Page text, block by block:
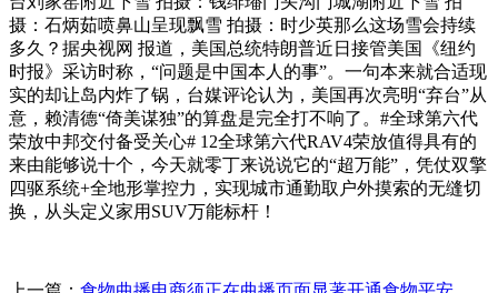
摄：石炳茹喷鼻山呈现飘雪 拍摄：时少英那么这场雪会持续
多久？据央视网 报道，美国总统特朗普近日接管美国《纽约
时报》采访时称，“问题是中国本人的事”。一句本来就合适现
实的却让岛内炸了锅，台媒评论认为，美国再次亮明“弃台”从
意，赖清德“倚美谋独”的算盘是完全打不响了。#全球第六代
荣放中邦交付备受关心# 12全球第六代RAV4荣放值得具有的
来由能够说十个，今天就零丁来说说它的“超万能”，凭仗双擎
四驱系统+全地形掌控力，实现城市通勤取户外摸索的无缝切
换，从头定义家用SUV万能标杆！